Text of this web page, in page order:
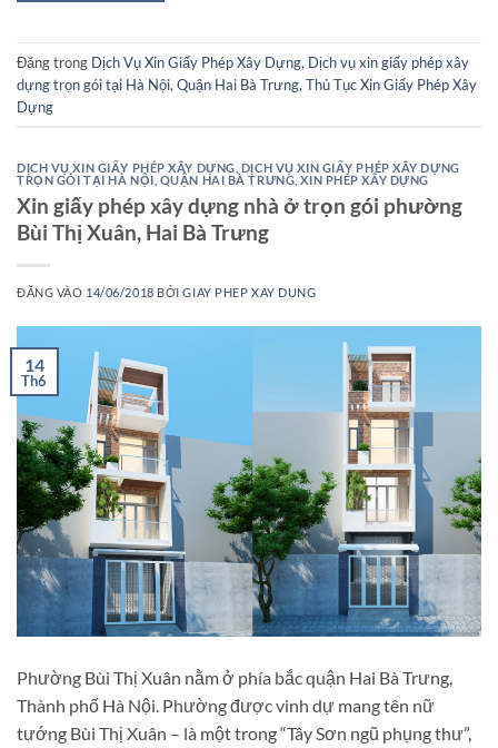
Đăng trong Dịch Vụ Xin Giấy Phép Xây Dựng, Dịch vụ xin giấy phép xây
dựng trọn gói tại Hà Nội, Quận Hai Bà Trưng, Thủ Tục Xin Giấy Phép Xây
Dựng
DỊCH VỤ XIN GIẤY PHÉP XÂY DỰNG DỊCH VỤ XIN GIẤY PHÉP XÂY DỰNG
TRỌN GÓI TẠI HÀ NỘI QUẬN HAI BÀ TRƯNG ,XIN PHÉP XÂY DỰNG
Xin giấy phép xây dựng nhà ở trọn gói phường
Bùi Thị Xuân, Hai Bà Trưng
ĐĂNG VÀO 14/06/2018 BỞIGIAY PHEP XAY DUNG
14
Th6
Phường Bùi Thị Xuân nằm ở phía bắc quận Hai Bà Trưng,
Thành phố Hà Nội. Phường được vinh dự mang tên nữ
tướng Bùi Thị Xuân – là một trong “Tây Sơn ngũ phụng thư”,